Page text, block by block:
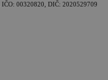
00320820, DIČ: 2020529709